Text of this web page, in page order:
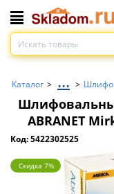
Каталог > ... >
ABRANET
Код: 5422302525
Скидка 7%